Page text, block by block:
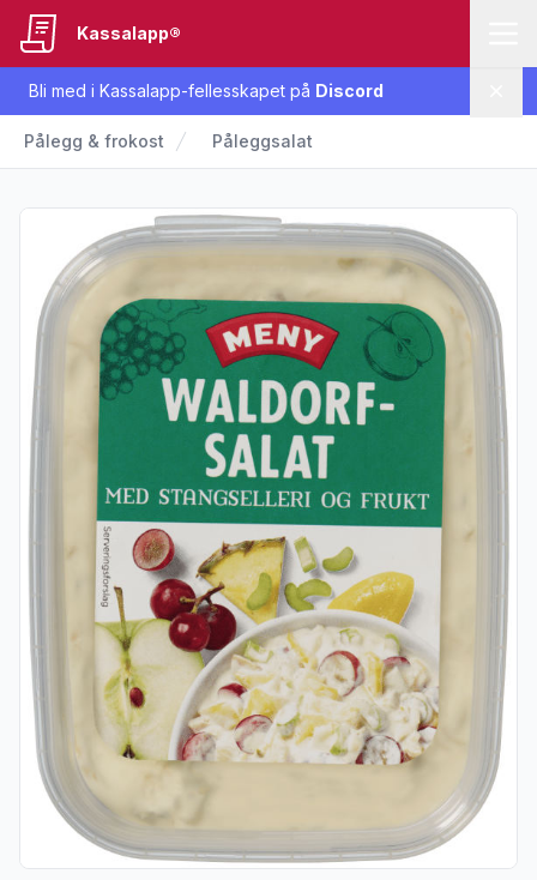
Bli med i Kassalapp-fellesskapet på Discord
Kassalapp®
Pålegg & frokost Påleggsalat